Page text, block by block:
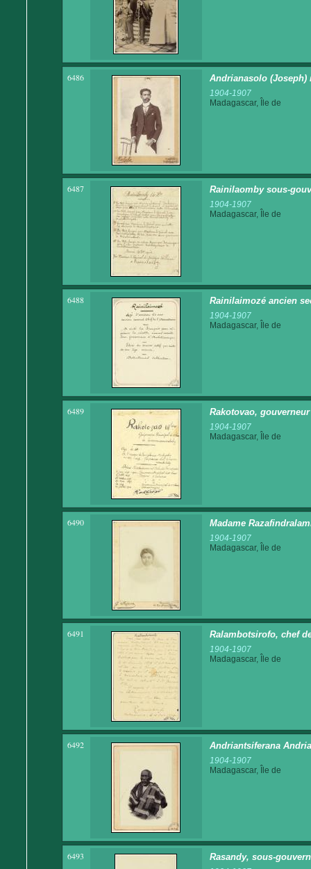
6486 Andrianasolo
1904-1907
Madagascar, Île de
6487 Rainilaomby sous-
1904-1907
Madagascar, Île de
6488 Rainilaimozé ancien
1904-1907
Madagascar, Île de
6489 Rakotovao,
1904-1907
Madagascar, Île de
6490 Madame
1904-1907
Madagascar, Île de
6491 Ralambotsirofo, chef
1904-1907
Madagascar, Île de
6492 Andriantsiferana
1904-1907
Madagascar, Île de
6493 Rasandy, sous-